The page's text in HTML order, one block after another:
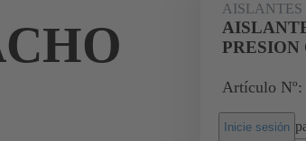
AISLANTES
PRESION
Artículo Nº:
Inicie sesión